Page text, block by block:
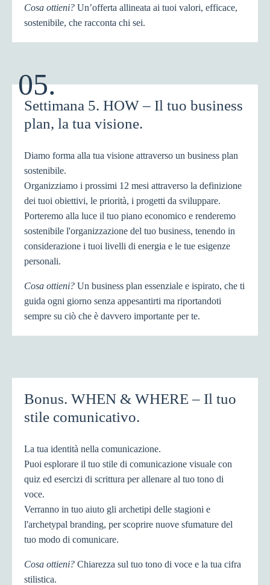
Cosa ottieni? Un’offerta allineata ai tuoi valori, efficace,
sostenibile, che racconta chi sei.
05.
Settimana 5. HOW – Il tuo business
plan, la tua visione.
Diamo forma alla tua visione attraverso un business plan
sostenibile.
Organizziamo i prossimi 12 mesi attraverso la definizione
dei tuoi obiettivi, le priorità, i progetti da sviluppare.
Porteremo alla luce il tuo piano economico e renderemo
sostenibile l'organizzazione del tuo business, tenendo in
considerazione i tuoi livelli di energia e le tue esigenze
personali.
Cosa ottieni? Un business plan essenziale e ispirato, che ti
guida ogni giorno senza appesantirti ma riportandoti
sempre su ciò che è davvero importante per te.
Bonus. WHEN & WHERE – Il tuo
stile comunicativo.
La tua identità nella comunicazione.
Puoi esplorare il tuo stile di comunicazione visuale con
quiz ed esercizi di scrittura per allenare al tuo tono di
voce.
Verranno in tuo aiuto gli archetipi delle stagioni e
l'archetypal branding, per scoprire nuove sfumature del
tuo modo di comunicare.
Cosa ottieni? Chiarezza sul tuo tono di voce e la tua cifra
stilistica.